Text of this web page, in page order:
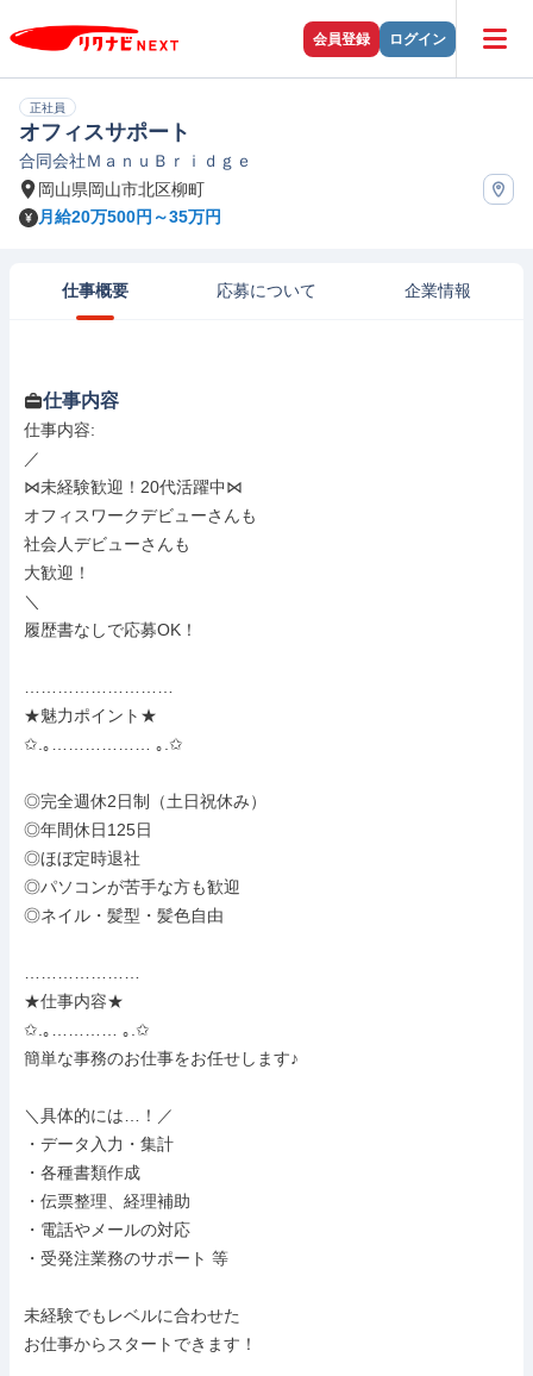
会員登録 ログイン
正社員
オフィスサポート
合同会社ＭａｎｕＢｒｉｄｇｅ
岡山県岡山市北区柳町
月給20万500円～35万円
仕事概要 応募について 企業情報
仕事内容
仕事内容:
／
⋈未経験歓迎！20代活躍中⋈
オフィスワークデビューさんも
社会人デビューさんも
大歓迎！
＼
履歴書なしで応募OK！
★魅力ポイント★
✩.｡……………… ｡.✩
◎完全週休2日制（土日祝休み）
◎年間休日125日
◎ほぼ定時退社
◎パソコンが苦手な方も歓迎
◎ネイル・髪型・髪色自由
★仕事内容★
✩.｡………… ｡.✩
簡単な事務のお仕事をお任せします♪
＼具体的には…！／
・データ入力・集計
・各種書類作成
・伝票整理、経理補助
・電話やメールの対応
・受発注業務のサポート 等
未経験でもレベルに合わせた
お仕事からスタートできます！